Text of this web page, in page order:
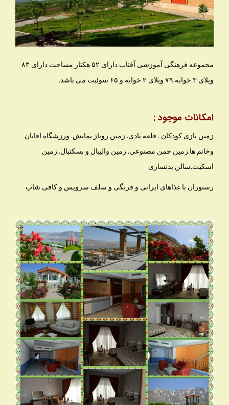
مجموعه فرهنگی آموزشی آفتاب دارای ۵۲ هکتار مساحت دارای ۸۳
ویلای ۳ خوابه ۷۹ ویلای ۲ خوابه و ۶۵ سوئیت می باشد.
امکانات موجود :
زمین بازی کودکان . قلعه بادی. زمین روباز نمایش. ورزشگاه اقایان
وخانم ها.زمین چمن مصنوعی..زمین والیبال و بسکتبال..زمین
اسکیت.سالن بدنسازی
رستوران با غذاهای ایرانی و فرنگی و سلف سرویس و کافی شاپ